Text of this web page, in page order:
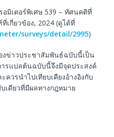
มิเตอร์พิเศษ 539 – ทัศนคติที่
กี่ยวข้อง, 2024 (ดูได้ที่
surveys/detail/2995)
งข่าวประชาสัมพันธ์ฉบับนี้เป็น
ารแปลต้นฉบับนี้จึงมีจุดประสงค์
วรนำไปเทียบเคียงอ้างอิงกับ
เดียวที่มีผลทางกฎหมาย